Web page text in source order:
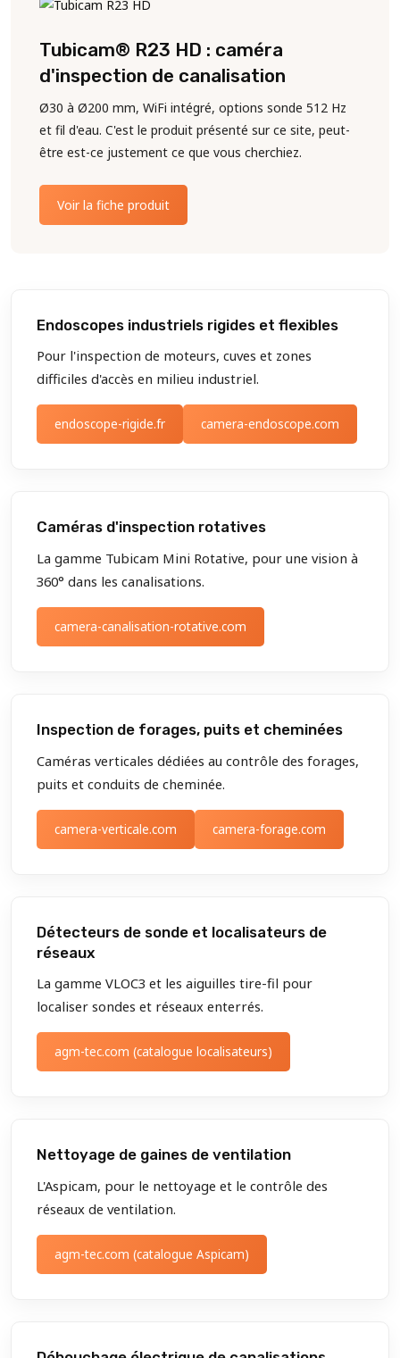
Tubicam® R23 HD : caméra
d'inspection de canalisation
Ø30 à Ø200 mm, WiFi intégré, options sonde 512 Hz
et fil d'eau. C'est le produit présenté sur ce site, peut-
être est-ce justement ce que vous cherchiez.
Voir la fiche produit
Endoscopes industriels rigides et flexibles
Pour l'inspection de moteurs, cuves et zones
difficiles d'accès en milieu industriel.
endoscope-rigide.fr camera-endoscope.com
Caméras d'inspection rotatives
La gamme Tubicam Mini Rotative, pour une vision à
360° dans les canalisations.
camera-canalisation-rotative.com
Inspection de forages, puits et cheminées
Caméras verticales dédiées au contrôle des forages,
puits et conduits de cheminée.
camera-verticale.com camera-forage.com
Détecteurs de sonde et localisateurs de
réseaux
La gamme VLOC3 et les aiguilles tire-fil pour
localiser sondes et réseaux enterrés.
agm-tec.com (catalogue localisateurs)
Nettoyage de gaines de ventilation
L'Aspicam, pour le nettoyage et le contrôle des
réseaux de ventilation.
agm-tec.com (catalogue Aspicam)